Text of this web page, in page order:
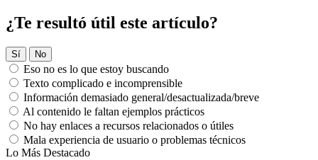
¿Te resultó útil este artículo?
Sí No
Eso no es lo que estoy buscando
Texto complicado e incomprensible
Información demasiado general/desactualizada/breve
Al contenido le faltan ejemplos prácticos
No hay enlaces a recursos relacionados o útiles
Mala experiencia de usuario o problemas técnicos
Lo Más Destacado